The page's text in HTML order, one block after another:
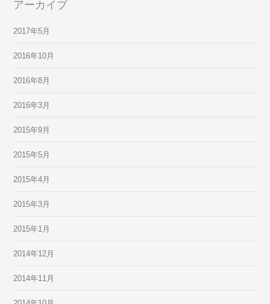
アーカイブ
2017年5月
2016年10月
2016年8月
2016年3月
2015年9月
2015年5月
2015年4月
2015年3月
2015年1月
2014年12月
2014年11月